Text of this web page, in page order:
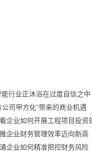
行业正沐浴在过度自信之中
司甲方化”带来的商业机遇
企业如何开展工程项目投资
企业财务管理效率迈向新高
企业如何精准把控财务风险